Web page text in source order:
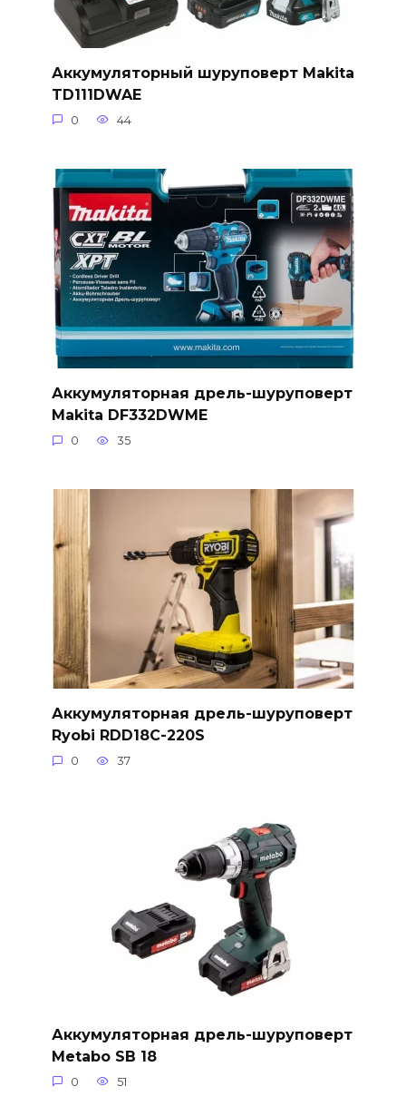
Аккумуляторный шуруповерт Makita
TD111DWAE
0 44
Аккумуляторная дрель-шуруповерт
Makita DF332DWME
0 35
Аккумуляторная дрель-шуруповерт
Ryobi RDD18C-220S
0 37
Аккумуляторная дрель-шуруповерт
Metabo SB 18
0 51